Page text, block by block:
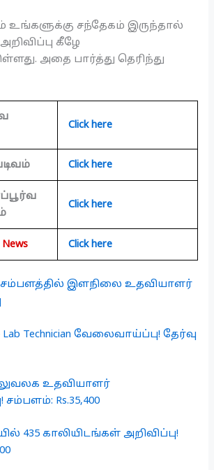
உங்களுக்கு சந்தேகம் இருந்தால்
கீழே
அதை பார்த்து தெரிந்து
Click here
Click here
Click here
News Click here
சம்பளத்தில் இளநிலை உதவியாளர்
Lab Technician வேலைவாய்ப்பு! தேர்வு
உதவியாளர்
Rs.35,400
435 காலியிடங்கள் அறிவிப்பு!